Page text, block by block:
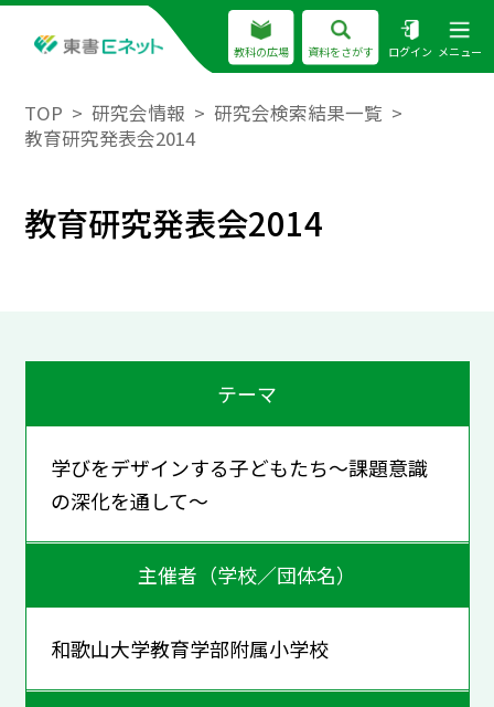
教科の広場 資料をさがす ログイン メニュー
TOP 研究会情報
研究会検索結果一覧
教育研究発表会2014
教育研究発表会2014
テーマ
学びをデザインする子どもたち～課題意識
の深化を通して～
主催者（学校／団体名）
和歌山大学教育学部附属小学校